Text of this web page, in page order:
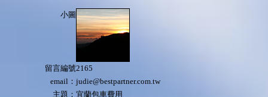
小圖
留言編號2165
email： judie@bestpartner.com.tw
主題： 宜蘭包車費用